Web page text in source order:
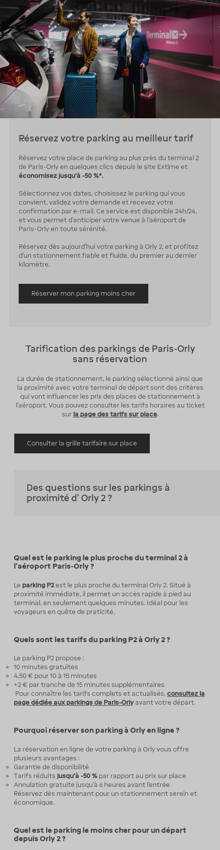
Réservez votre parking au meilleur tarif
Réservez votre place de parking au plus près du terminal 2
de Paris-Orly en quelques clics depuis le site Extime et
économisez jusqu’à -50 %*.
Sélectionnez vos dates, choisissez le parking qui vous
convient, validez votre demande et recevez votre
confirmation par e-mail. Ce service est disponible 24h/24,
et vous permet d’anticiper votre venue à l’aéroport de
Paris-Orly en toute sérénité.
Réservez dès aujourd’hui votre parking à Orly 2, et profitez
d’un stationnement fiable et fluide, du premier au dernier
kilomètre.
Réserver mon parking moins cher
Tarification des parkings de Paris-Orly
sans réservation
La durée de stationnement, le parking sélectionné ainsi que
la proximité avec votre terminal de départ sont des critères
qui vont influencer les prix des places de stationnement à
l'aéroport. Vous pouvez consulter les tarifs horaires au ticket
sur la page des tarifs sur place.
Consulter la grille tarifaire sur place
Des questions sur les parkings à
proximité d' Orly 2 ?
Quel est le parking le plus proche du terminal 2 à
l’aéroport Paris-Orly ?
Le parking P2 est le plus proche du terminal Orly 2. Situé à
proximité immédiate, il permet un accès rapide à pied au
terminal, en seulement quelques minutes. Idéal pour les
voyageurs en quête de praticité.
Quels sont les tarifs du parking P2 à Orly 2 ?
Le parking P2 propose :
10 minutes gratuites
4,50 € pour 10 à 15 minutes
+2 € par tranche de 15 minutes supplémentaires
Pour connaître les tarifs complets et actualisés, consultez la
page dédiée aux parkings de Paris-Orly avant votre départ.
Pourquoi réserver son parking à Orly en ligne ?
La réservation en ligne de votre parking à Orly vous offre
plusieurs avantages :
Garantie de disponibilité
Tarifs réduits jusqu’à -50 % par rapport au prix sur place
Annulation gratuite jusqu’à 6 heures avant l’entrée
Réservez dès maintenant pour un stationnement serein et
économique.
Quel est le parking le moins cher pour un départ
depuis Orly 2 ?